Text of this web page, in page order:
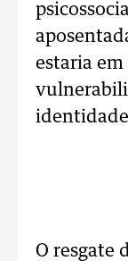
estaria em
O resgate